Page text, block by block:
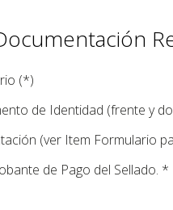
(*)
de Identidad (frente y
(ver Item Formulario
de Pago del Sellado. *